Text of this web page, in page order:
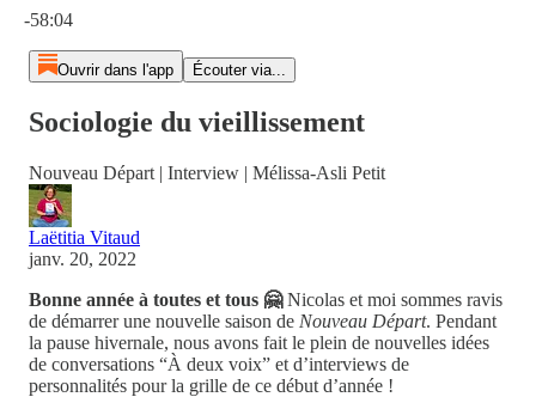
-58:04
Ouvrir dans l'app Écouter via...
Sociologie du vieillissement
Nouveau Départ | Interview | Mélissa-Asli Petit
Laëtitia Vitaud
janv. 20, 2022
Bonne année à toutes et tous 🤗Nicolas et moi sommes ravis
de démarrer une nouvelle saison de Nouveau Départ. Pendant
la pause hivernale, nous avons fait le plein de nouvelles idées
de conversations “À deux voix” et d’interviews de
personnalités pour la grille de ce début d’année !